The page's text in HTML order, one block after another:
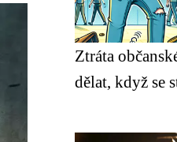
Ztráta
dělat, když se